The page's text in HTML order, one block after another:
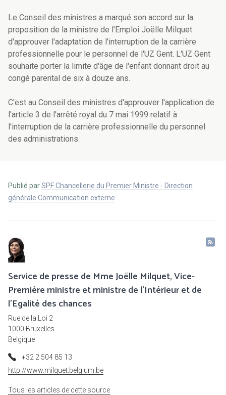
Le Conseil des ministres a marqué son accord sur la
proposition de la ministre de l'Emploi Joëlle Milquet
d'approuver l'adaptation de l'interruption de la carrière
professionnelle pour le personnel de l'UZ Gent. L'UZ Gent
souhaite porter la limite d'âge de l'enfant donnant droit au
congé parental de six à douze ans.
C'est au Conseil des ministres d'approuver l'application de
l'article 3 de l'arrêté royal du 7 mai 1999 relatif à
l'interruption de la carrière professionnelle du personnel
des administrations.
Publié parSPF Chancellerie du Premier Ministre - Direction
générale Communication externe
Service de presse de Mme Joëlle Milquet, Vice-
Première ministre et ministre de l'Intérieur et de
l'Egalité des chances
Rue de la Loi 2
1000 Bruxelles
Belgique
+32 2 504 85 13
http://www.milquet.belgium.be
Tous les articles de cette source